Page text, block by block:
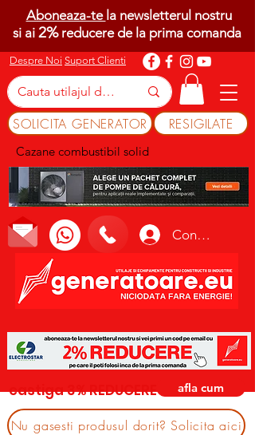
Despre Noi Suport Clienti
SOLICITA GENERATOR RESIGILATE
Cazane combustibil solid
Conectează-te
Aboneaza-te la newsletterul nostru
si ai 2%reducere de la prima comanda
castiga 3% REDUCERE afla cum
Nu gasesti produsul dorit? Solicita aici